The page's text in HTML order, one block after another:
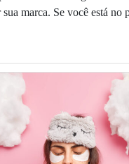
sua marca. Se você está no